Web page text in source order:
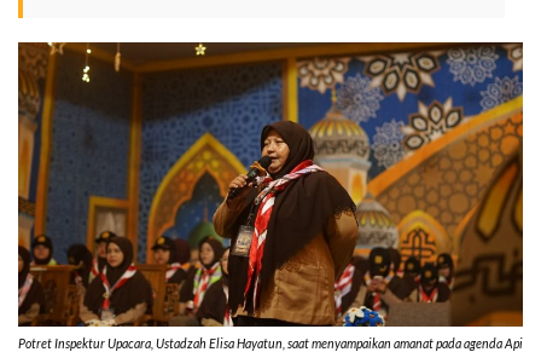
Potret Inspektur Upacara, Ustadzah Elisa Hayatun, saat menyampaikan amanat pada agenda Api